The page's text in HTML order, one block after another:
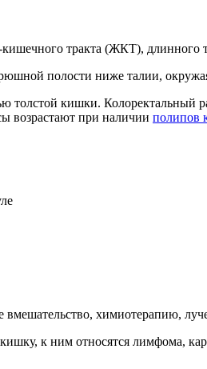
тракта (ЖКТ), длинного
полости ниже талии,
кишки. Колоректальный
возрастают при наличии полипов
вмешательство, химиотерапию,
к ним относятся лимфома,